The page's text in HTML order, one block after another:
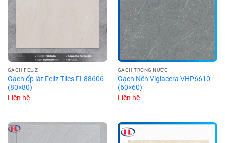
GẠCH FELIZ
Gạch ốp lát Feliz Tiles FL88606
(80×80)
Liên hệ
GẠCH TRONG NƯỚC
Gạch Nền Viglacera VHP6610
(60×60)
Liên hệ